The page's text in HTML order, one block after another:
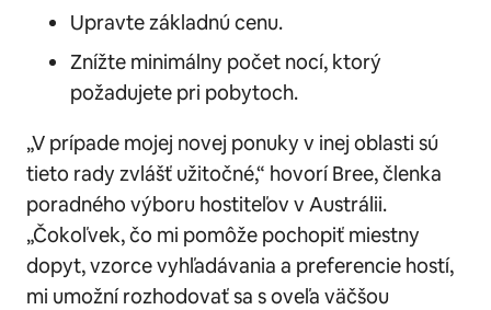
Upravte základnú cenu.
Znížte minimálny počet nocí, ktorý
požadujete pri pobytoch.
„V prípade mojej novej ponuky v inej oblasti sú
tieto rady zvlášť užitočné,“ hovorí Bree, členka
poradného výboru hostiteľov v Austrálii.
„Čokoľvek, čo mi pomôže pochopiť miestny
dopyt, vzorce vyhľadávania a preferencie hostí,
mi umožní rozhodovať sa s oveľa väčšou